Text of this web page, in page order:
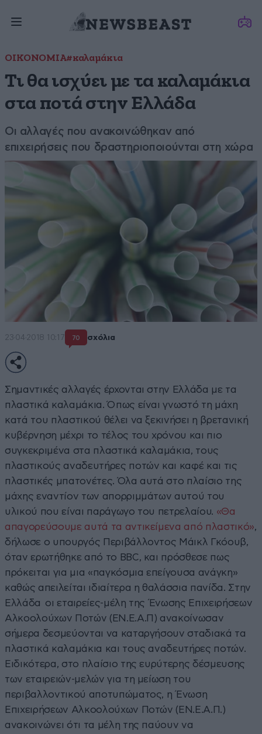
ΟΙΚΟΝΟΜΙΑ#καλαμάκια
Τι θα ισχύει με τα καλαμάκια
στα ποτά στην Ελλάδα
Οι αλλαγές που ανακοινώθηκαν από
επιχειρήσεις που δραστηριοποιούνται στη χώρα
23·04·2018 10:17 70 σχόλια
Σημαντικές αλλαγές έρχονται στην Ελλάδα με τα
πλαστικά καλαμάκια. Όπως είναι γνωστό τη μάχη
κατά του πλαστικού θέλει να ξεκινήσει η βρετανική
κυβέρνηση μέχρι το τέλος του χρόνου και πιο
συγκεκριμένα στα πλαστικά καλαμάκια, τους
πλαστικούς αναδευτήρες ποτών και καφέ και τις
πλαστικές μπατονέτες. Όλα αυτά στο πλαίσιο της
μάχης εναντίον των απορριμμάτων αυτού του
υλικού που είναι παράγωγο του πετρελαίου. «Θα
απαγορεύσουμε αυτά τα αντικείμενα από πλαστικό»,
δήλωσε ο υπουργός Περιβάλλοντος Μάικλ Γκόουβ,
όταν ερωτήθηκε από το BBC, και πρόσθεσε πως
πρόκειται για μια «παγκόσμια επείγουσα ανάγκη»
καθώς απειλείται ιδιαίτερα η θαλάσσια πανίδα. Στην
Ελλάδα οι εταιρείες-μέλη της Ένωσης Επιχειρήσεων
Αλκοολούχων Ποτών (ΕΝ.Ε.Α.Π) ανακοίνωσαν
σήμερα δεσμεύονται να καταργήσουν σταδιακά τα
πλαστικά καλαμάκια και τους αναδευτήρες ποτών.
Ειδικότερα, στο πλαίσιο της ευρύτερης δέσμευσης
των εταιρειών-μελών για τη μείωση του
περιβαλλοντικού αποτυπώματος, η Ένωση
Επιχειρήσεων Αλκοολούχων Ποτών (ΕΝ.Ε.Α.Π.)
ανακοινώνει ότι τα μέλη της παύουν να